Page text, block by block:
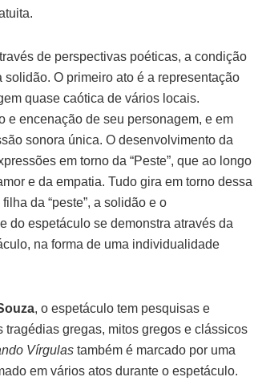
de perspectivas poéticas, a condição
O primeiro ato é a representação
quase caótica de vários locais.
e encenação de seu personagem, e em
sonora única. O desenvolvimento da
em torno da “Peste”, que ao longo
e da empatia. Tudo gira em torno dessa
da “peste”, a solidão e o
do espetáculo se demonstra através da
na forma de uma individualidade
, o espetáculo tem pesquisas e
gregas, mitos gregos e clássicos
Vírgulas também é marcado por uma
em vários atos durante o espetáculo.